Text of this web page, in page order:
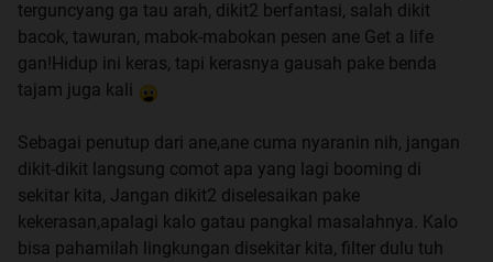
terguncyang ga tau arah, dikit2 berfantasi, salah dikit
bacok, tawuran, mabok-mabokan pesen ane Get a life
gan!Hidup ini keras, tapi kerasnya gausah pake benda
tajam juga kali
Sebagai penutup dari ane,ane cuma nyaranin nih, jangan
dikit-dikit langsung comot apa yang lagi booming di
sekitar kita, Jangan dikit2 diselesaikan pake
kekerasan,apalagi kalo gatau pangkal masalahnya. Kalo
bisa pahamilah lingkungan disekitar kita, filter dulu tuh